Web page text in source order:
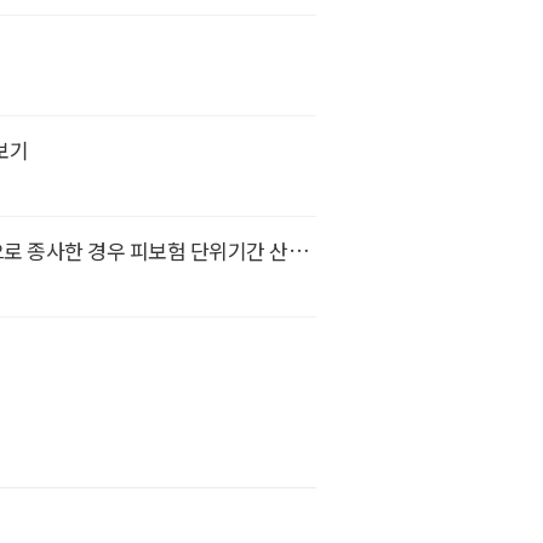
기
근로자, 예술인, 노무제공자 중 둘 이상에 해당하는 사람으로 종사한 경우 피보험 단위기간 산정방식